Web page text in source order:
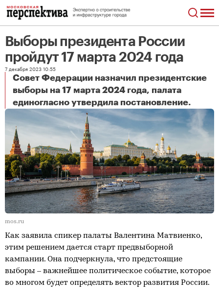
Выборы президента России
пройдут 17 марта 2024 года
7 декабря 2023 10:55
Совет Федерации назначил президентские
выборы на 17 марта 2024 года, палата
единогласно утвердила постановление.
mos.ru
Как заявила спикер палаты Валентина Матвиенко,
этим решением дается старт предвыборной
кампании. Она подчеркнула, что предстоящие
выборы – важнейшее политическое событие, которое
во многом будет определять вектор развития России.